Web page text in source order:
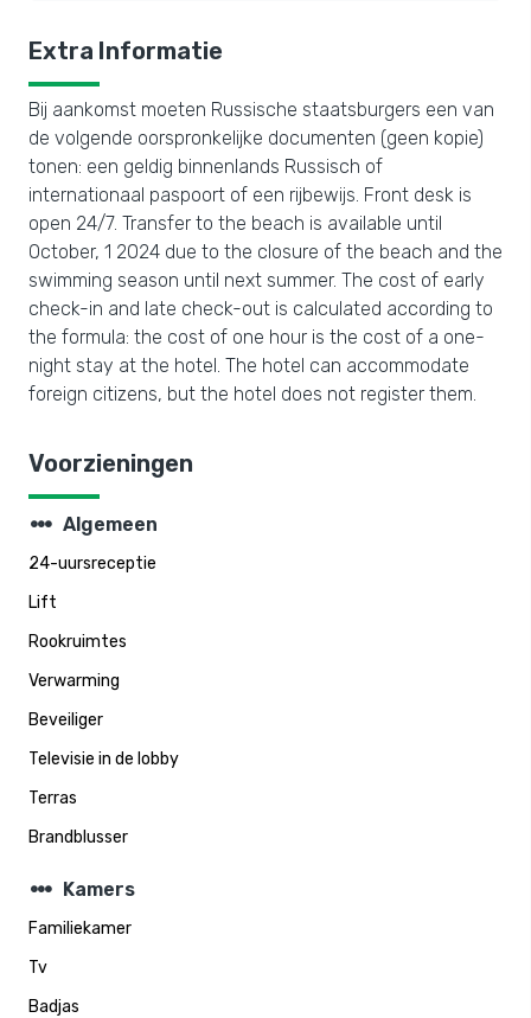
Extra Informatie
Bij aankomst moeten Russische staatsburgers een van
de volgende oorspronkelijke documenten (geen kopie)
tonen: een geldig binnenlands Russisch of
internationaal paspoort of een rijbewijs. Front desk is
open 24/7. Transfer to the beach is available until
October, 1 2024 due to the closure of the beach and the
swimming season until next summer. The cost of early
check-in and late check-out is calculated according to
the formula: the cost of one hour is the cost of a one-
night stay at the hotel. The hotel can accommodate
foreign citizens, but the hotel does not register them.
Voorzieningen
steppers Algemeen
24-uursreceptie
Lift
Rookruimtes
Verwarming
Beveiliger
Televisie in de lobby
Terras
Brandblusser
steppers Kamers
Familiekamer
Tv
Badjas